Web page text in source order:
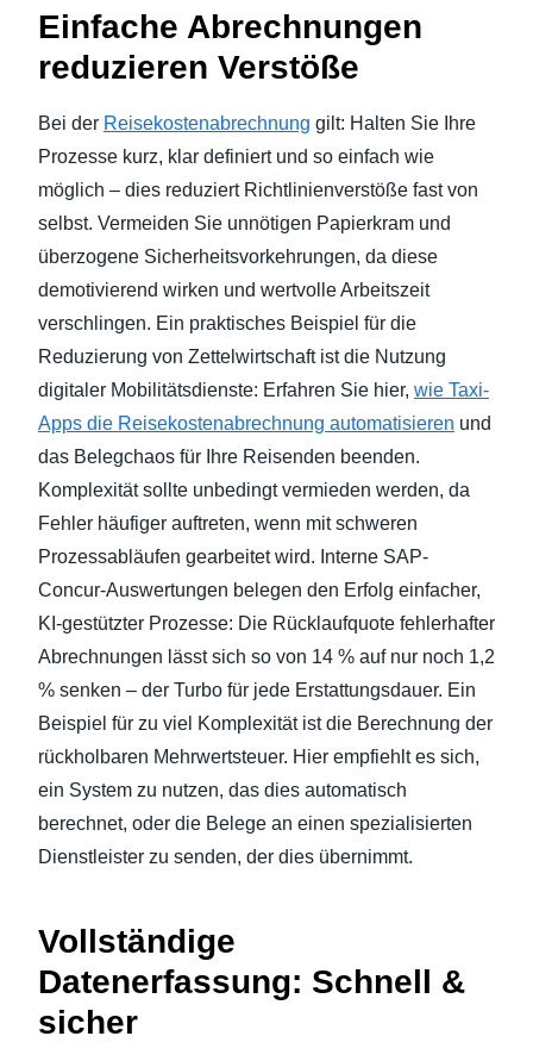
Einfache Abrechnungen
reduzieren Verstöße
Bei der Reisekostenabrechnung gilt: Halten Sie Ihre
Prozesse kurz, klar definiert und so einfach wie
möglich – dies reduziert Richtlinienverstöße fast von
selbst. Vermeiden Sie unnötigen Papierkram und
überzogene Sicherheitsvorkehrungen, da diese
demotivierend wirken und wertvolle Arbeitszeit
verschlingen. Ein praktisches Beispiel für die
Reduzierung von Zettelwirtschaft ist die Nutzung
digitaler Mobilitätsdienste: Erfahren Sie hier, wie Taxi-
Apps die Reisekostenabrechnung automatisieren und
das Belegchaos für Ihre Reisenden beenden.
Komplexität sollte unbedingt vermieden werden, da
Fehler häufiger auftreten, wenn mit schweren
Prozessabläufen gearbeitet wird. Interne SAP-
Concur-Auswertungen belegen den Erfolg einfacher,
KI-gestützter Prozesse: Die Rücklaufquote fehlerhafter
Abrechnungen lässt sich so von 14 % auf nur noch 1,2
% senken – der Turbo für jede Erstattungsdauer. Ein
Beispiel für zu viel Komplexität ist die Berechnung der
rückholbaren Mehrwertsteuer. Hier empfiehlt es sich,
ein System zu nutzen, das dies automatisch
berechnet, oder die Belege an einen spezialisierten
Dienstleister zu senden, der dies übernimmt.
Vollständige
Datenerfassung: Schnell &
sicher